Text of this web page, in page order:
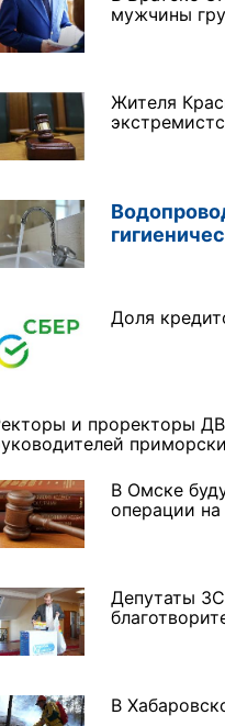
мужчины
Жителя
Доля
и проректоры
В Омске
операции
Депутаты
В